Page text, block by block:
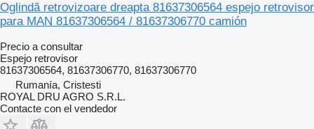
Oglindă retrovizoare dreapta 81637306564 espejo retrovisor
para MAN 81637306564 / 81637306770 camión
Precio a consultar
Espejo retrovisor
81637306564, 81637306770, 81637306770
Rumanía, Cristesti
ROYAL DRU AGRO S.R.L.
Contacte con el vendedor